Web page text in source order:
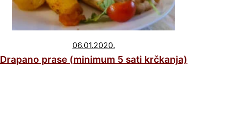
06.01.2020.
Drapano prase (minimum 5 sati krčkanja)